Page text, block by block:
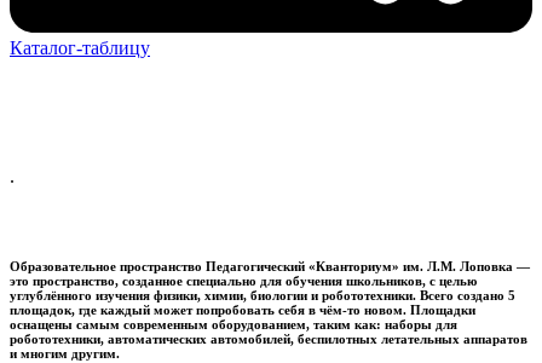
Каталог-таблицу
.
Образовательное пространство Педагогический «Кванториум» им. Л.М. Лоповка —
это пространство, созданное специально для обучения школьников, с целью
углублённого изучения физики, химии, биологии и робототехники. Всего создано 5
площадок, где каждый может попробовать себя в чём-то новом. Площадки
оснащены самым современным оборудованием, таким как: наборы для
робототехники, автоматических автомобилей, беспилотных летательных аппаратов
и многим другим.